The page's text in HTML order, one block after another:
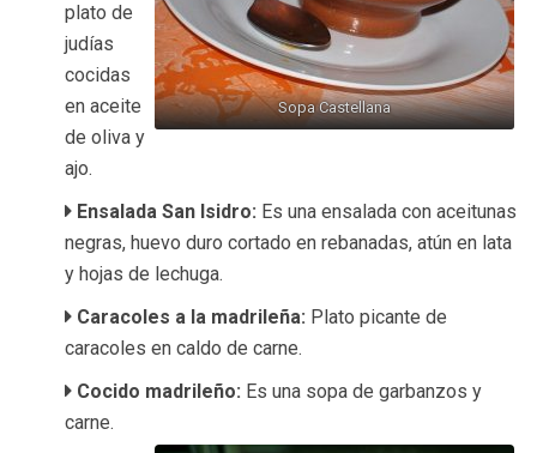
Sopa Castellana
plato de
judías
cocidas
en aceite
de oliva y
ajo.
Ensalada San Isidro: Es una ensalada con aceitunas
negras, huevo duro cortado en rebanadas, atún en lata
y hojas de lechuga.
Caracoles a la madrileña: Plato picante de
caracoles en caldo de carne.
Cocido madrileño: Es una sopa de garbanzos y
carne.